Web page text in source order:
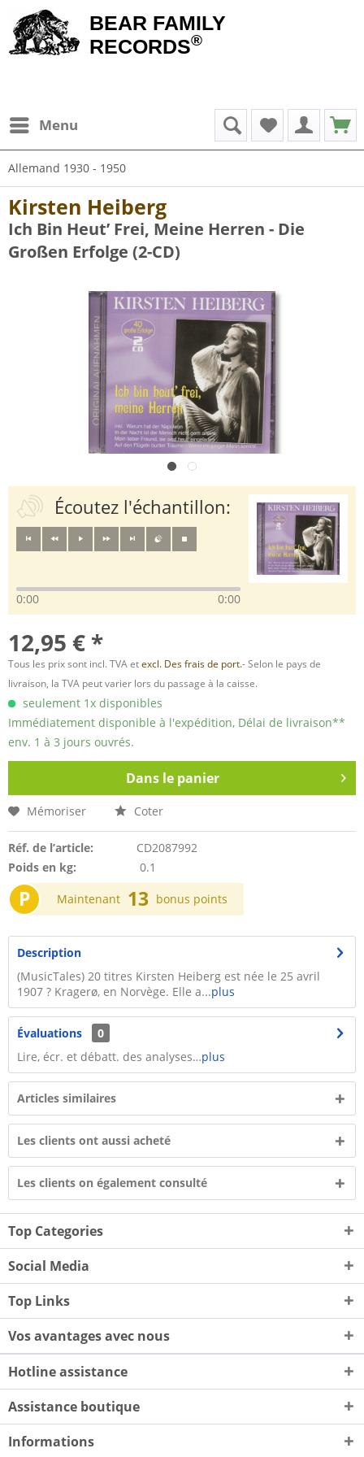
BEAR FAMILY
RECORDS®
Menu
Allemand 1930 - 1950
Kirsten Heiberg
Ich Bin Heut’ Frei, Meine Herren - Die
Großen Erfolge (2-CD)
Écoutez l'échantillon:
0:00 0:00
12,95 € *
Tous les prix sont incl. TVA etexcl. Des frais de port.- Selon le pays de
livraison, la TVA peut varier lors du passage à la caisse.
seulement 1x disponibles
Immédiatement disponible à l'expédition, Délai de livraison**
env. 1 à 3 jours ouvrés.
Dans le panier
Mémoriser Coter
Réf. de l’article:
CD2087992
Poids en kg:
0.1
P Maintenant 13 bonus points
Description
(MusicTales) 20 titres Kirsten Heiberg est née le 25 avril
1907 ? Kragerø, en Norvège. Elle a...plus
Évaluations
0
Lire, écr. et débatt. des analyses…plus
Articles similaires
Les clients ont aussi acheté
Les clients on également consulté
Top Categories
Social Media
Top Links
Vos avantages avec nous
Hotline assistance
Assistance boutique
Informations